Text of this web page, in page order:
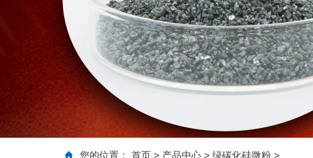
您的位置： 首页 > 产品中心 > 绿碳化硅微粉 >